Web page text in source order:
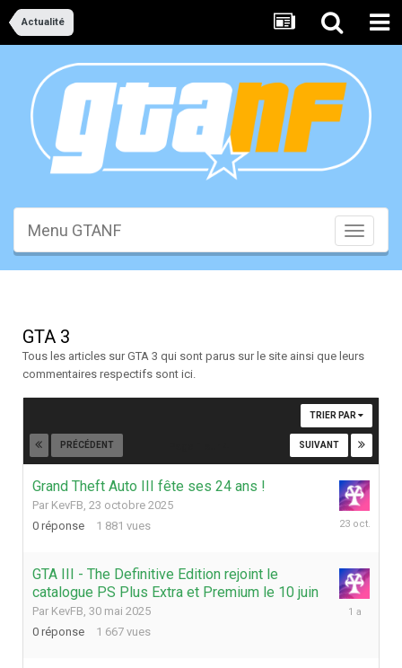
Actualité
Toggle
Menu GTANF
GTA 3
Tous les articles sur GTA 3 qui sont parus sur le site ainsi que leurs
commentaires respectifs sont ici.
TRIER PAR
PRÉCÉDENT SUIVANT
Grand Theft Auto III fête ses 24 ans !
Par KevFB, 23 octobre 2025
0 réponse 1 881 vues
23
GTA III - The Definitive Edition rejoint le
catalogue PS Plus Extra et Premium le 10 juin
Par KevFB, 30 mai 2025
0 réponse 1 667 vues
30